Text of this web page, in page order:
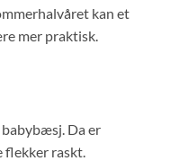
kan et
mer praktisk.
Da er
raskt.